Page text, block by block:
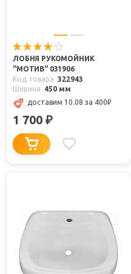
ЛОБНЯ РУКОМОЙНИК
"МОТИВ" 031906
Код товара 322943
Ширина
450 мм
доставим 10.08 за 400₽
1 700 ₽